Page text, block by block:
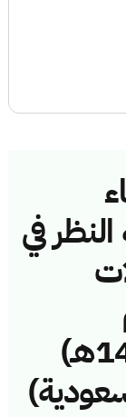
في
(45114646/ق/1445هـ)